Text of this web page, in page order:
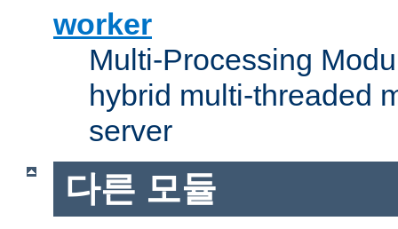
worker
Multi-Processing
hybrid multi-threaded
server
다른 모듈